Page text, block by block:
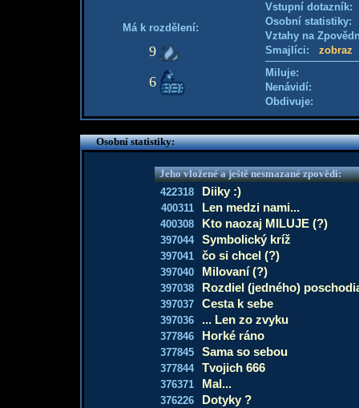
Má k rozdělení:
9
6
Vstupní
Osobní
Vztahy na
Smajlíci: zobraz
Miluje:
Nenávidí:
Obdivuje:
Osobní statistiky:
Jeho vložené a ještě nesmazané zpovědi:
422318
Diiky :)
400311 Len medzi nami...
400308 Kto naozaj MILUJE (?)
397044 Symbolický kríž
397041 čo si chcel (?)
397040 Milovaní (?)
397038 Rozdiel (jedného)
397037 Cesta k sebe
397036 ... Len zo zvyku
377846 Horké ráno
377845 Sama so sebou
377844 Tvojich 666
376371 Mal...
376226 Dotyky ?